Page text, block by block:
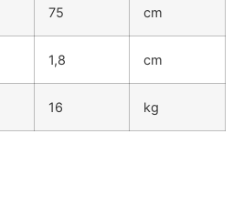
75 cm
1,8 cm
16 kg